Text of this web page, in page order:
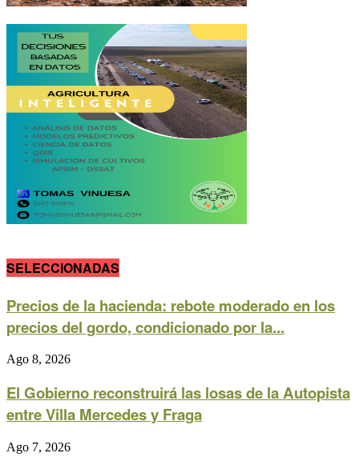
SELECCIONADAS
Precios de la hacienda: rebote moderado en los
precios del gordo, condicionado por la...
Ago 8, 2026
El Gobierno reconstruirá las losas de la Autopista
entre Villa Mercedes y Fraga
Ago 7, 2026